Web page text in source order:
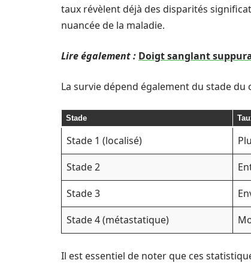
taux révèlent déjà des disparités
nuancée de la maladie.
Lire également : Doigt sanglant
La survie dépend également du stade du
Stade
Stade 1 (localisé)
Stade 2
Stade 3
Stade 4 (métastatique)
Il est essentiel de noter que ces